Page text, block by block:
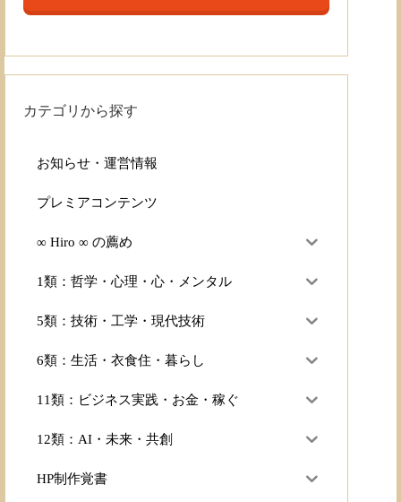
カテゴリから探す
お知らせ・運営情報
プレミアコンテンツ
∞ Hiro ∞ の薦め
1類：哲学・心理・心・メンタル
5類：技術・工学・現代技術
6類：生活・衣食住・暮らし
11類：ビジネス実践・お金・稼ぐ
12類：AI・未来・共創
HP制作覚書